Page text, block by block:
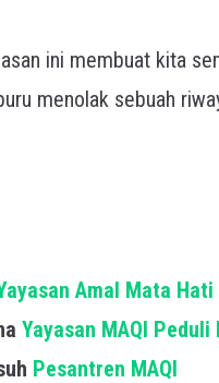
ini membuat kita
menolak sebuah
Amal Mata Hati
Yayasan MAQI Peduli
Pesantren MAQI